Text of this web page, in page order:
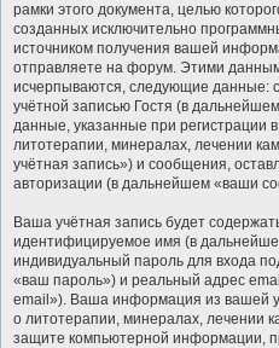
рамки этого документа, целью
созданных исключительно
источником получения вашей
отправляете на форум. Этими
исчерпываются, следующие
учётной записью Гостя (в
данные, указанные при регистрации
литотерапии, минералах, лечении
учётная запись») и сообщения,
авторизации (в дальнейшем «ваши
Ваша учётная запись будет
идентифицируемое имя (в
индивидуальный пароль для входа
«ваш пароль») и реальный адрес
email»). Ваша информация из вашей
о литотерапии, минералах, лечении
защите компьютерной информации,